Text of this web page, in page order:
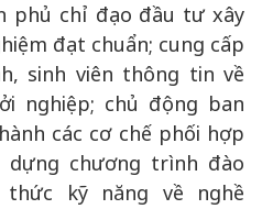
phủ chỉ đạo đầu tư xây
đạt chuẩn; cung cấp
sinh viên thông tin về
nghiệp; chủ động ban
các cơ chế phối hợp
dựng chương trình đào
kỹ năng về nghề